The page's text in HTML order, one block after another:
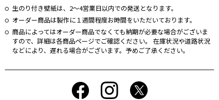
生のり付き壁紙は、2〜4営業日以内での発送となります。
オーダー商品は製作に１週間程度お時間をいただいております。
商品によってはオーダー商品でなくても納期が必要な場合がございま
すので、詳細は各商品ページでご確認ください。 在庫状況や道路状況
などにより、遅れる場合がございます。予めご了承ください。